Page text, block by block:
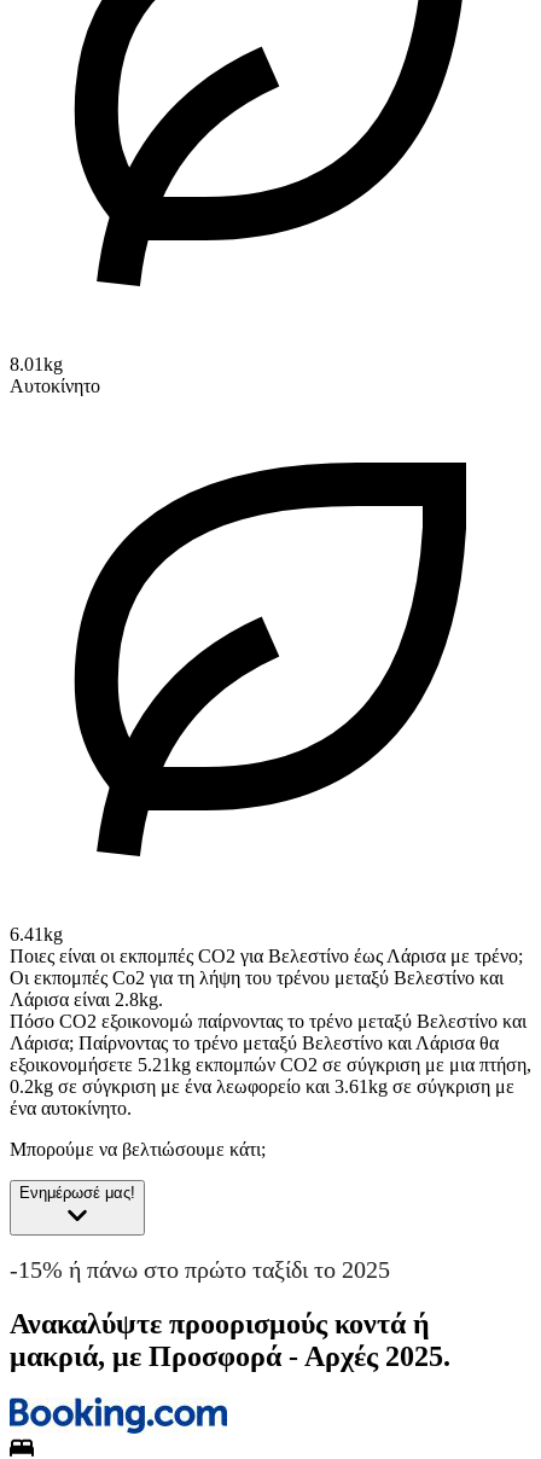
8.01kg
Αυτοκίνητο
6.41kg
Ποιες είναι οι εκπομπές CO2 για Βελεστίνο έως Λάρισα με τρένο;
Οι εκπομπές Co2 για τη λήψη του τρένου μεταξύ Βελεστίνο και
Λάρισα είναι 2.8kg.
Πόσο CO2 εξοικονομώ παίρνοντας το τρένο μεταξύ Βελεστίνο και
Λάρισα; Παίρνοντας το τρένο μεταξύ Βελεστίνο και Λάρισα θα
εξοικονομήσετε 5.21kg εκπομπών CO2 σε σύγκριση με μια πτήση,
0.2kg σε σύγκριση με ένα λεωφορείο και 3.61kg σε σύγκριση με
ένα αυτοκίνητο.
Μπορούμε να βελτιώσουμε κάτι;
Ενημέρωσέ μας!
-15% ή πάνω στο πρώτο ταξίδι το 2025
Ανακαλύψτε προορισμούς κοντά ή
μακριά, με Προσφορά - Αρχές 2025.